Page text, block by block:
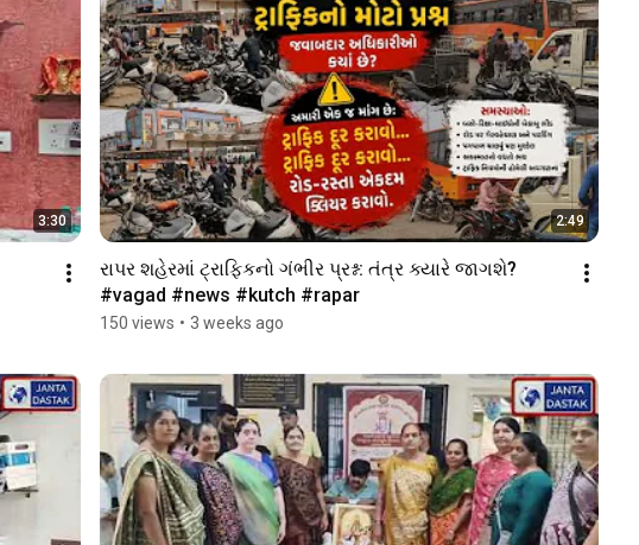
3:30 2:49
રાપર શહેરમાં ટ્રાફિકનો ગંભીર પ્રશ્ન: તંત્ર ક્યારે જાગશે?
#vagad #news #kutch #rapar
150 views • 3 weeks ago